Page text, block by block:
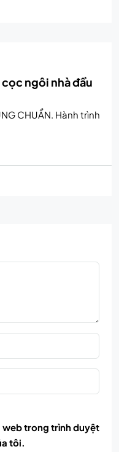
ngôi nhà đầu
CHUẨN. Hành trình
web trong trình duyệt
tôi.